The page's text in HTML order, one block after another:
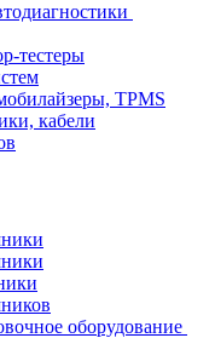
тестеры
TPMS
кабели
оборудование